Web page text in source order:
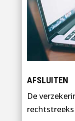
AFSLUITEN
De